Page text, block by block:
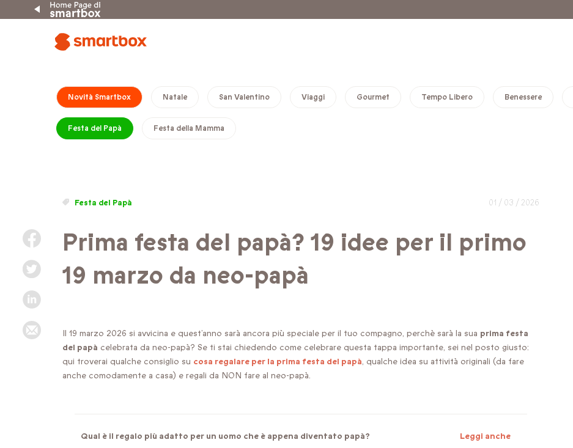
Novità Smartbox Natale San Valentino Viaggi Gourmet Tempo Libero Benessere
Festa del Papà Festa della Mamma
Festa del Papà 01 / 03 / 2026
Prima festa del papà? 19 idee per il primo
19 marzo da neo-papà
Il 19 marzo 2026 si avvicina e quest’anno sarà ancora più speciale per il tuo compagno, perchè sarà la sua prima festa
del papà celebrata da neo-papà? Se ti stai chiedendo come celebrare questa tappa importante, sei nel posto giusto:
qui troverai qualche consiglio su cosa regalare per la prima festa del papà, qualche idea su attività originali (da fare
anche comodamente a casa) e regali da NON fare al neo-papà.
Qual è il regalo più adatto per un uomo che è appena diventato papà? Leggi anche